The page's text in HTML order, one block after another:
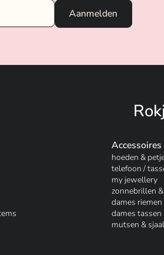
Accessoires
hoeden &
telefoon /
my jewellery
zonnebrillen
dames riemen
dames tassen
mutsen &